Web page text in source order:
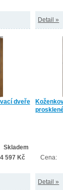
Detail »
dveře
Skladem
4 597 Kč
Cena:
Detail »